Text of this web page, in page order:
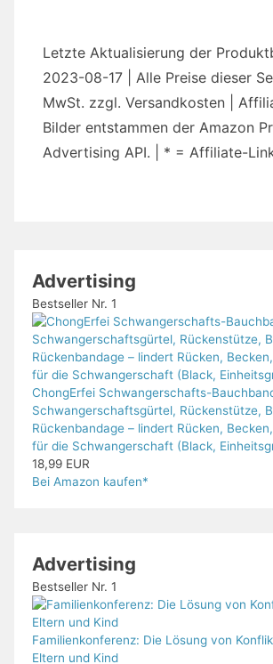
Letzte Aktualisierung der
2023-08-17 | Alle Preise dieser
MwSt. zzgl. Versandkosten |
Bilder entstammen der Amazon
Advertising API. | * = Affiliate-
Advertising
Bestseller Nr. 1
ChongErfei Schwangerschafts-
Schwangerschaftsgürtel, Rückenstütze,
Rückenbandage – lindert Rücken,
für die Schwangerschaft (Black,
18,99 EUR
Bei Amazon kaufen*
Advertising
Bestseller Nr. 1
Familienkonferenz: Die Lösung von
Eltern und Kind